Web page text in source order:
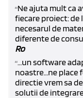
“Ne ajuta mult ca
fiecare proiect: de
necesarul de
diferente de
Ro
“...un software
noastre...ne place
directie vrem sa
solutii de